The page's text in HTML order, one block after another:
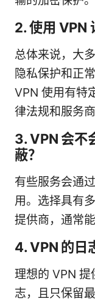
2. 使用 VPN
总体来说，大
隐私保护和正
VPN 使用有特
律法规和服务
3. VPN 会不
蔽？
有些服务会通
用。选择具有
提供商，通常
4. VPN 的日
理想的 VPN 提
志，且只保留